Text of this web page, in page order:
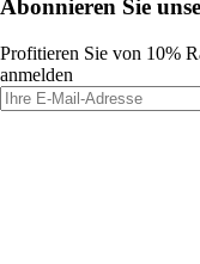
Abonnieren Sie
Profitieren Sie von 10%
anmelden